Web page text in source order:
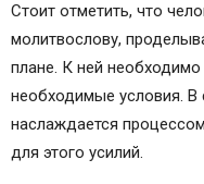
Стоит отметить, что
молитвослову,
плане. К ней необходимо
необходимые условия. В
наслаждается
для этого усилий.